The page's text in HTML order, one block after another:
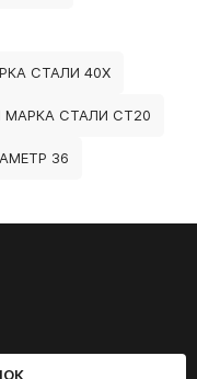
СТАЛИ 40Х
СТАЛИ СТ20
36